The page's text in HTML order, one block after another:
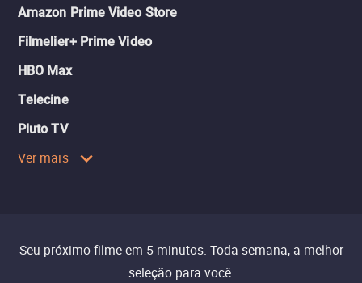
Amazon Prime Video Store
Filmelier+ Prime Video
HBO Max
Telecine
Pluto TV
Ver mais
Seu próximo filme em 5 minutos. Toda semana, a melhor
seleção para você.